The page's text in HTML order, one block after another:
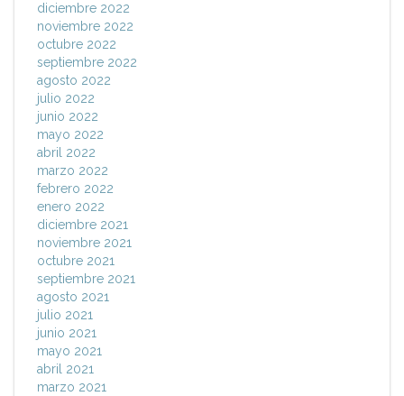
diciembre 2022
noviembre 2022
octubre 2022
septiembre 2022
agosto 2022
julio 2022
junio 2022
mayo 2022
abril 2022
marzo 2022
febrero 2022
enero 2022
diciembre 2021
noviembre 2021
octubre 2021
septiembre 2021
agosto 2021
julio 2021
junio 2021
mayo 2021
abril 2021
marzo 2021